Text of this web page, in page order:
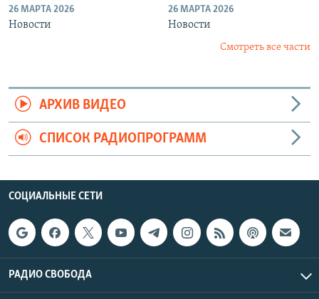
26 МАРТА 2026
Новости
26 МАРТА 2026
Новости
Смотреть все части
АРХИВ ВИДЕО
СПИСОК РАДИОПРОГРАММ
СОЦИАЛЬНЫЕ СЕТИ
РАДИО СВОБОДА